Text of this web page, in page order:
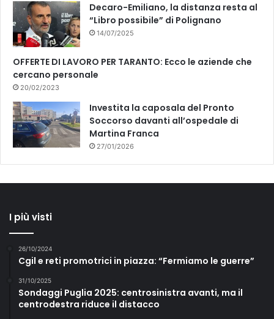
Decaro-Emiliano, la distanza resta al
“Libro possibile” di Polignano
14/07/2025
OFFERTE DI LAVORO PER TARANTO: Ecco le aziende che
cercano personale
20/02/2023
Investita la caposala del Pronto
Soccorso davanti all’ospedale di
Martina Franca
27/01/2026
I più visti
26/10/2024
Cgil e reti promotrici in piazza: “Fermiamo le guerre”
31/10/2025
Sondaggi Puglia 2025: centrosinistra avanti, ma il
centrodestra riduce il distacco